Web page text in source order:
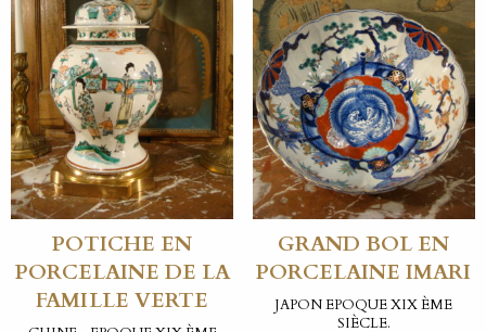
POTICHE EN
PORCELAINE DE LA
FAMILLE VERTE
GRAND BOL EN
PORCELAINE IMARI
JAPON EPOQUE XIX ÈME
SIÈCLE.